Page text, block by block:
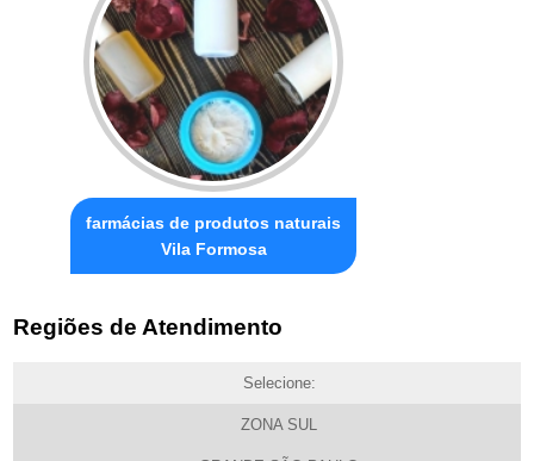
farmácias de produtos naturais
Vila Formosa
Regiões de Atendimento
Selecione:
ZONA SUL